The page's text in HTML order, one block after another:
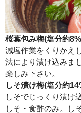
桜葉包み梅(塩分約
減塩作業をくりかえ
法により漬け込みま
楽しみ下さい。
しそ漬け梅(塩分約
しそでじっくり漬け
しそ・食酢のみ。し